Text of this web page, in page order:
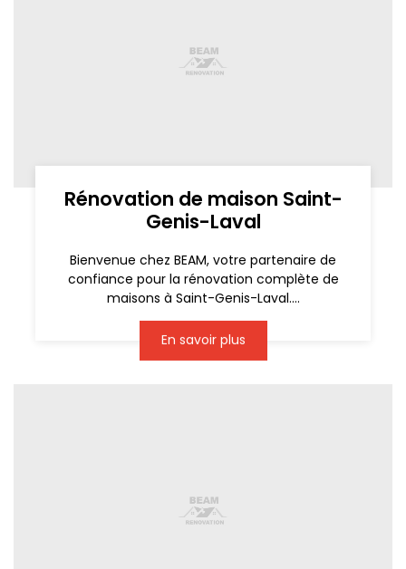
Rénovation de maison Saint-
Genis-Laval
Bienvenue chez BEAM, votre partenaire de
confiance pour la rénovation complète de
maisons à Saint-Genis-Laval....
En savoir plus